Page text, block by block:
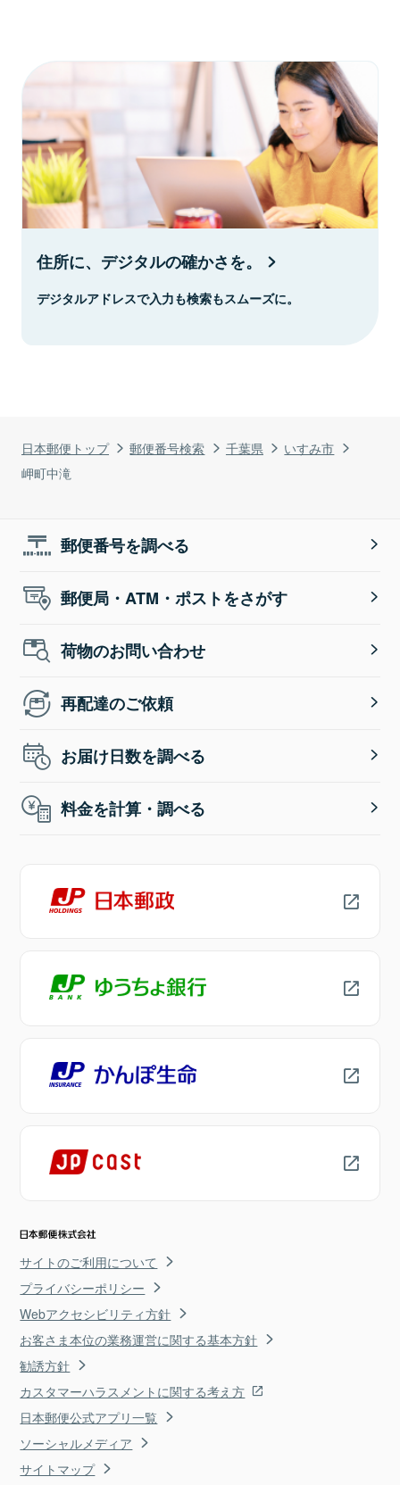
日本郵便トップ 郵便番号検索 千葉県
いすみ市
岬町中滝
住所に、デジタルの確かさを。
デジタルアドレスで入力も検索もスムーズに。
郵便番号を調べる
郵便局・ATM・ポストをさがす
荷物のお問い合わせ
再配達のご依頼
お届け日数を調べる
料金を計算・調べる
サイトのご利用について
プライバシーポリシー
Webアクセシビリティ方針
お客さま本位の業務運営に関する基本方針
勧誘方針
カスタマーハラスメントに関する考え方
日本郵便公式アプリ一覧
ソーシャルメディア
サイトマップ